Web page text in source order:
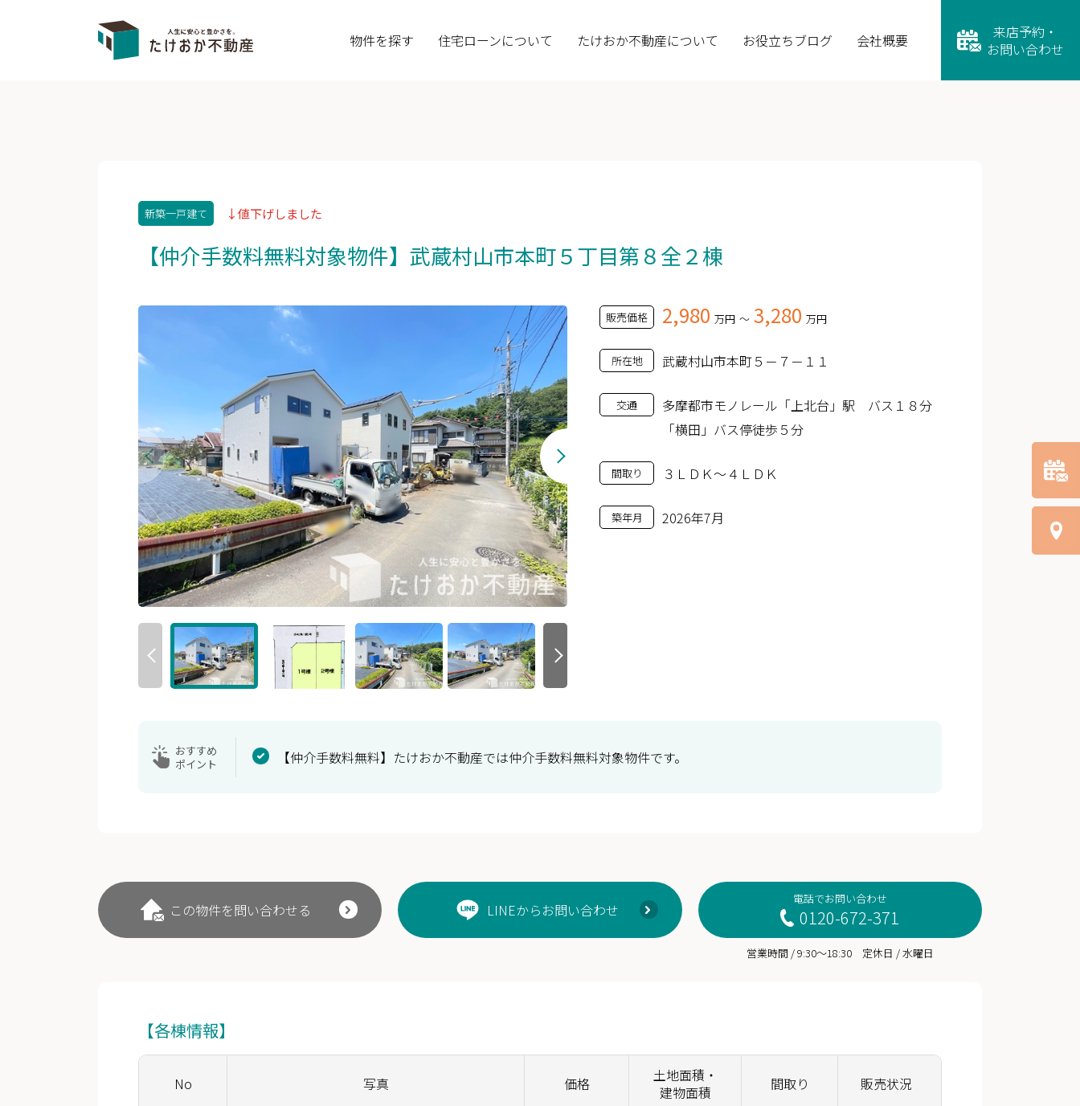
物件を探す 住宅ローンについて たけおか不動産について お役立ちブログ 会社概要
来店予約・
お問い合わせ
新築一戸建て ↓値下げしました
【仲介手数料無料対象物件】武蔵村山市本町５丁目第８全２棟
販売価格 2,980 万円 ～ 3,280 万円
所在地 武蔵村山市本町５－７－１１
交通
多摩都市モノレール「上北台」駅 バス１８分
「横田」バス停徒歩５分
間取り ３ＬＤＫ～４ＬＤＫ
築年月 2026年7月
おすすめ
ポイント
【仲介手数料無料】たけおか不動産では仲介手数料無料対象物件です。
この物件を問い合わせる LINEからお問い合わせ
電話でお問い合わせ
0120-672-371
営業時間 / 9:30～18:30 定休日 / 水曜日
【各棟情報】
No 写真 価格
土地面積・
建物面積
間取り 販売状況